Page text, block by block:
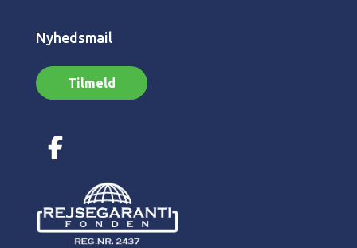
Nyhedsmail
Tilmeld